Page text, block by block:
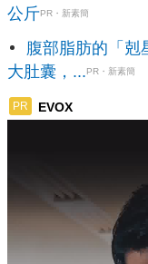
公斤PR・新素簡
腹部脂肪的「剋
大肚囊，...PR・新素簡
PR EVOX